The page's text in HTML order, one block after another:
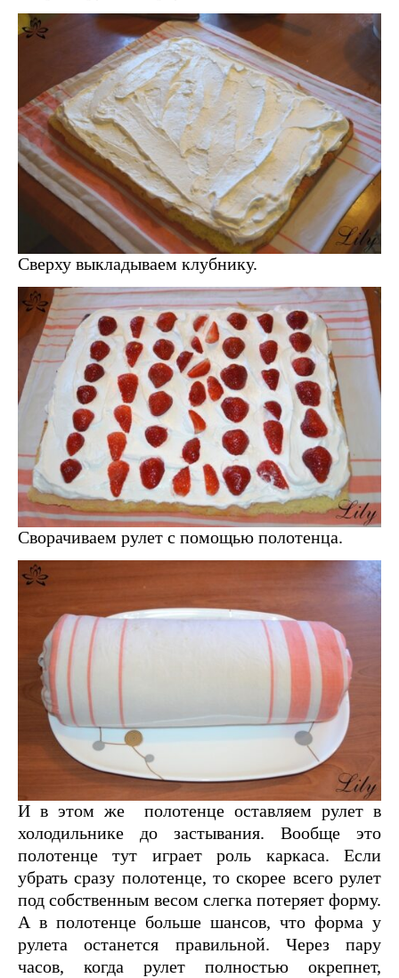
Сверху выкладываем клубнику.
Сворачиваем рулет с помощью полотенца.
И в этом же полотенце оставляем рулет в
холодильнике до застывания. Вообще это
полотенце тут играет роль каркаса. Если
убрать сразу полотенце, то скорее всего рулет
под собственным весом слегка потеряет форму.
А в полотенце больше шансов, что форма у
рулета останется правильной. Через пару
часов, когда рулет полностью окрепнет,